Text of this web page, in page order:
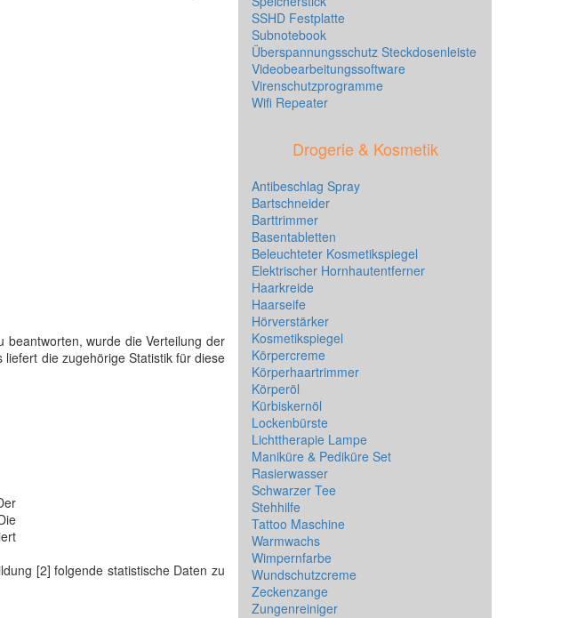
wurde die Verteilung der
die zugehörige Statistik für diese
[2] folgende statistische Daten zu
SSHD Festplatte
Subnotebook
Überspannungsschutz Steckdosenleiste
Videobearbeitungssoftware
Virenschutzprogramme
Wifi Repeater
Drogerie & Kosmetik
Antibeschlag Spray
Bartschneider
Barttrimmer
Basentabletten
Beleuchteter Kosmetikspiegel
Elektrischer Hornhautentferner
Haarkreide
Haarseife
Hörverstärker
Kosmetikspiegel
Körpercreme
Körperhaartrimmer
Körperöl
Kürbiskernöl
Lockenbürste
Lichttherapie Lampe
Maniküre & Pediküre Set
Rasierwasser
Schwarzer Tee
Stehhilfe
Tattoo Maschine
Warmwachs
Wimpernfarbe
Wundschutzcreme
Zeckenzange
Zungenreiniger